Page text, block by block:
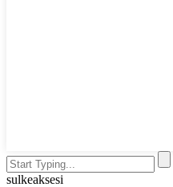
sulkeaksesi